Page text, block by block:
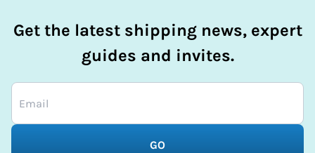
Get the latest shipping news, expert
guides and invites.
GO